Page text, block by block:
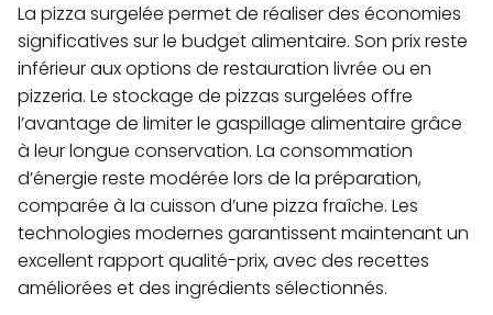
La pizza surgelée permet de réaliser des économies
significatives sur le budget alimentaire. Son prix reste
inférieur aux options de restauration livrée ou en
pizzeria. Le stockage de pizzas surgelées offre
l’avantage de limiter le gaspillage alimentaire grâce
à leur longue conservation. La consommation
d’énergie reste modérée lors de la préparation,
comparée à la cuisson d’une pizza fraîche. Les
technologies modernes garantissent maintenant un
excellent rapport qualité-prix, avec des recettes
améliorées et des ingrédients sélectionnés.